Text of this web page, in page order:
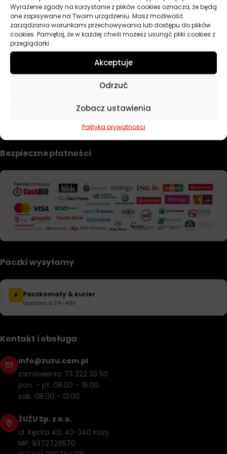
Wyrażenie zgody na korzystanie z plików cookies oznacza, że będą
one zapisywane na Twoim urządzeniu. Masz możliwość
zarządzania warunkami przechowywania lub dostępu do plików
cookies. Pamiętaj, że w każdej chwili możesz usunąć pliki cookies z
przeglądarki.
Akceptuje
Odrzuć
Zobacz ustawienia
Polityka prywatności
Dobierz filtr
TWOJE KONTO
Informacje prawne
Formularz zwrotu i reklamacji
Bezpieczne płatności
Paczki wysyłamy
P Paczkomaty & kurier
Dostawa w 24–48h
Kontakt i obsługa
info@zuzu.com.pl
zamówienia: 73 222 33 50
pon. – pt. 08:00 – 16:00
sob. 08:00 – 13:00
ŻUŻU Sp. z o.o.
ul. Kęcka 40, 43-340 Kozy
NIP: 9372729570